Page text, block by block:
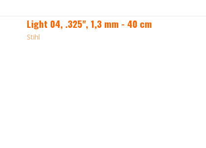
Light 04, .325", 1,3 mm - 40 cm
Stihl